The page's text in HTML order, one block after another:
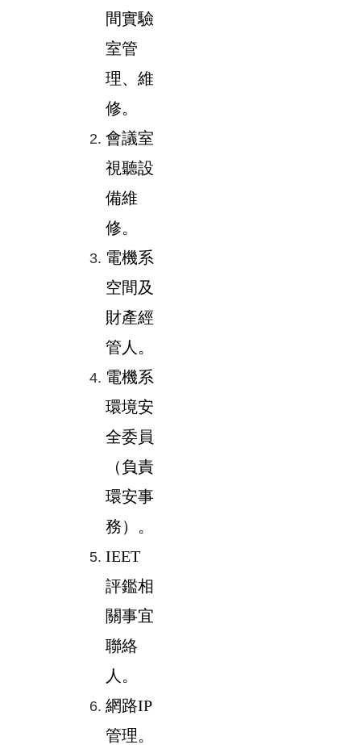
間實驗
室管
理、維
修。
會議室
視聽設
備維
修。
電機系
空間及
財產經
管人。
電機系
環境安
全委員
（負責
環安事
務）。
IEET
評鑑相
關事宜
聯絡
人。
網路IP
管理。